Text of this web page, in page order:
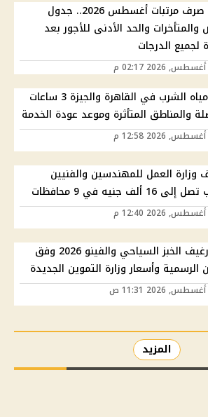
موعد صرف مرتبات أغسطس 2026.. جدول
والمتأخرات والحد الأدنى للأجور بعد
لجميع الدرجات
قطع مياه الشرب في القاهرة والجيزة 3 ساعات
والمناطق المتأثرة وموعد عودة الخدمة
وزارة العمل للمهندسين والفنيين
16 ألف جنيه في 9 محافظات
سعر رغيف الخبز السياحي والفينو 2026 وفق
الرسمية وأسعار وزارة التموين الجديدة
المزيد